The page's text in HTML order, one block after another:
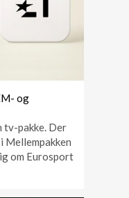
og
tv-pakke. Der
Mellempakken
om Eurosport